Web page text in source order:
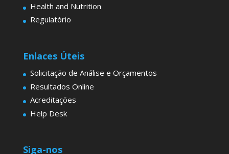
Health and Nutrition
Regulatório
Enlaces Úteis
Solicitação de Análise e Orçamentos
Resultados Online
Acreditações
Help Desk
Siga-nos